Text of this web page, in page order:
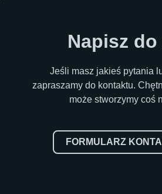
Napisz do
Jeśli masz jakieś pytania
zapraszamy do kontaktu.
może stworzymy coś
FORMULARZ